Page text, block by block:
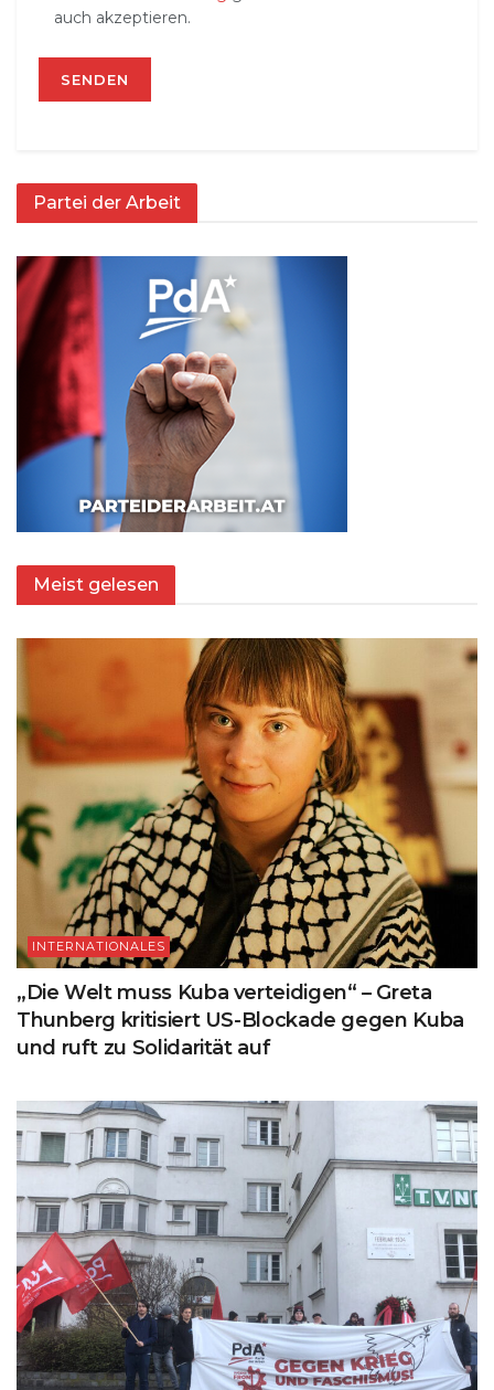
auch akzeptieren.
Partei der Arbeit
Meist gelesen
INTERNATIONALES
„Die Welt muss Kuba verteidigen“ – Greta
Thunberg kritisiert US-Blockade gegen Kuba
und ruft zu Solidarität auf